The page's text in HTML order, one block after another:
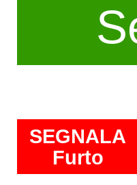
SEGNALA
Furto